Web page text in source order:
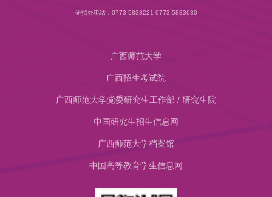
研招办电话：0773-5838221 0773-5833630
广西师范大学
广西招生考试院
广西师范大学党委研究生工作部 / 研究生院
中国研究生招生信息网
​广西师范大学档案馆
中国高等教育学生信息网